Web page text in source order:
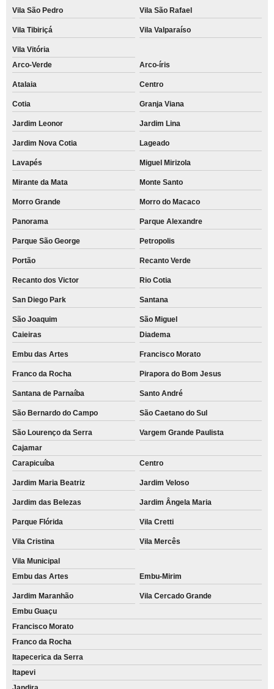
Vila São Pedro Vila São Rafael
Vila Tibiriçá Vila Valparaíso
Vila Vitória
Arco-Verde
Arco-íris
Atalaia Centro
Cotia Granja Viana
Jardim Leonor Jardim Lina
Jardim Nova Cotia Lageado
Lavapés Miguel Mirizola
Mirante da Mata Monte Santo
Morro Grande Morro do Macaco
Panorama Parque Alexandre
Parque São George Petropolis
Portão Recanto Verde
Recanto dos Victor Rio Cotia
San Diego Park Santana
São Joaquim
São Miguel
Caieiras
Diadema
Embu das Artes Francisco Morato
Franco da Rocha Pirapora do Bom Jesus
Santana de Parnaíba Santo André
São Bernardo do Campo São Caetano do Sul
São Lourenço da Serra
Vargem Grande Paulista
Cajamar
Carapicuíba
Centro
Jardim Maria Beatriz Jardim Veloso
Jardim das Belezas Jardim Ângela Maria
Parque Flórida Vila Cretti
Vila Cristina Vila Mercês
Vila Municipal
Embu das Artes
Embu-Mirim
Jardim Maranhão
Vila Cercado Grande
Embu Guaçu
Francisco Morato
Franco da Rocha
Itapecerica da Serra
Itapevi